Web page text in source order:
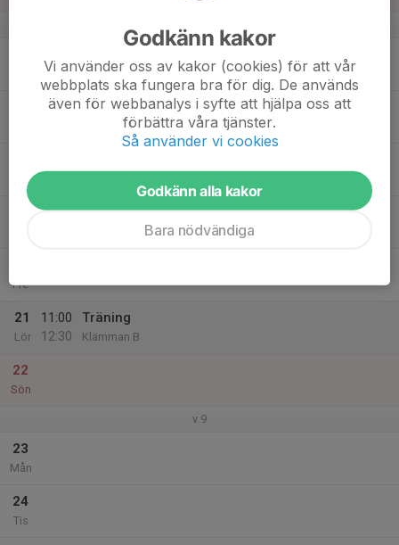
Ons
Fre
21
Lör
11:00
12:30
Träning
Klämman B
22
Sön
v.9
23
Mån
24
Tis
Godkänn kakor
Vi använder oss av kakor (cookies) för att vår
webbplats ska fungera bra för dig. De används
även för webbanalys i syfte att hjälpa oss att
förbättra våra tjänster.
Så använder vi cookies
Godkänn alla kakor
Bara nödvändiga